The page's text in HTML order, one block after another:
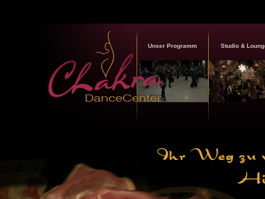
Unser Programm Studio &